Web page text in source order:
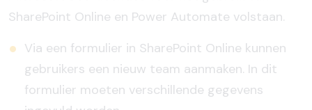
SharePoint Online en Power Automate volstaan.
Via een formulier in SharePoint Online kunnen
gebruikers een nieuw team aanmaken. In dit
formulier moeten verschillende gegevens